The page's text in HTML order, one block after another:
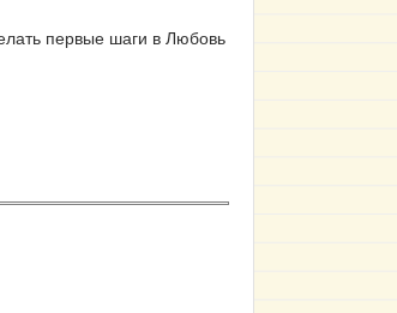
первые шаги в Любовь